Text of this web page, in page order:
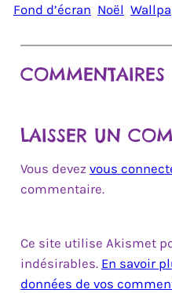
Fond d’écran Noël
COMMENTAIRES
LAISSER UN
Vous devez vous
commentaire.
Ce site utilise Akismet
indésirables. En savoir
données de vos